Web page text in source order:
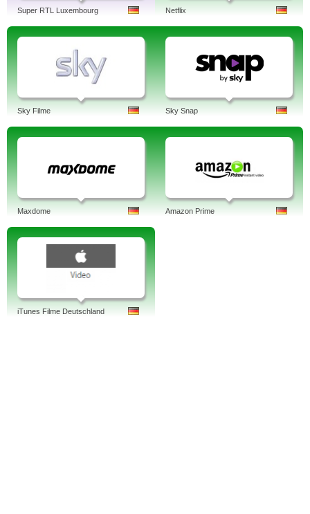
Super RTL Luxembourg Netflix
Sky Filme Sky Snap
Maxdome Amazon Prime
iTunes Filme Deutschland